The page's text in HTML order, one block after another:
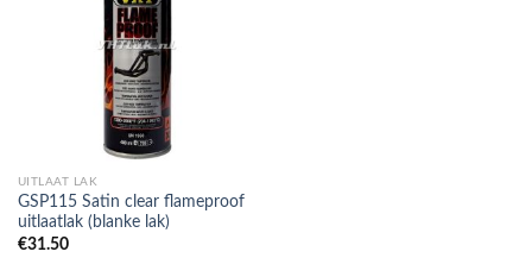
UITLAAT LAK
GSP115 Satin clear flameproof
uitlaatlak (blanke lak)
€31.50